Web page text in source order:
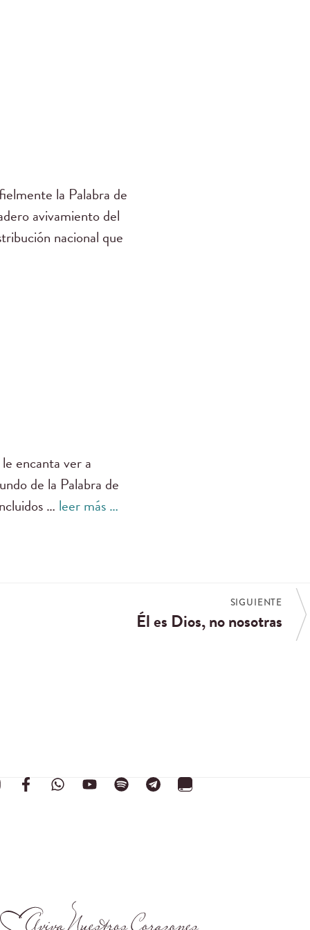
la Palabra de
avivamiento del
nacional que
encanta ver a
de la Palabra de
… leer más …
SIGUIENTE
Él es Dios, no nosotras